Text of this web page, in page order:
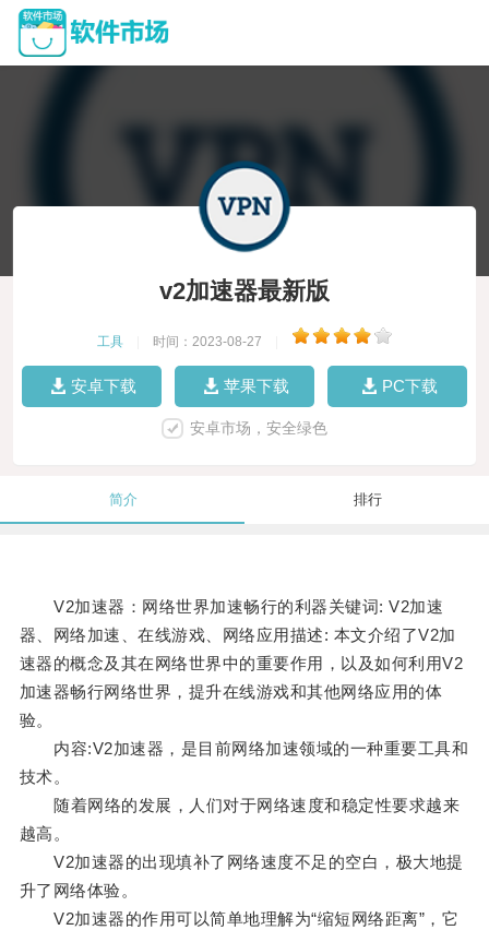
v2加速器最新版
工具 时间：2023-08-27
安卓下载 苹果下载 PC下载
安卓市场，安全绿色
简介 排行
V2加速器：网络世界加速畅行的利器关键词: V2加速
器、网络加速、在线游戏、网络应用描述: 本文介绍了V2加
速器的概念及其在网络世界中的重要作用，以及如何利用V2
加速器畅行网络世界，提升在线游戏和其他网络应用的体
验。
内容:V2加速器，是目前网络加速领域的一种重要工具和
技术。
随着网络的发展，人们对于网络速度和稳定性要求越来
越高。
V2加速器的出现填补了网络速度不足的空白，极大地提
升了网络体验。
V2加速器的作用可以简单地理解为“缩短网络距离”，它